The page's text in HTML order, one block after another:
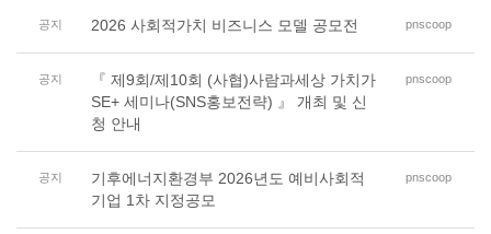
공지 2026 사회적가치 비즈니스 모델 공모전 pnscoop
공지
『 제9회/제10회 (사협)사람과세상 가치가
SE+ 세미나(SNS홍보전략) 』 개최 및 신
청 안내
pnscoop
공지
기후에너지환경부 2026년도 예비사회적
기업 1차 지정공모
pnscoop